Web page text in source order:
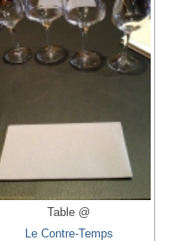
Table @
Le Contre-Temps